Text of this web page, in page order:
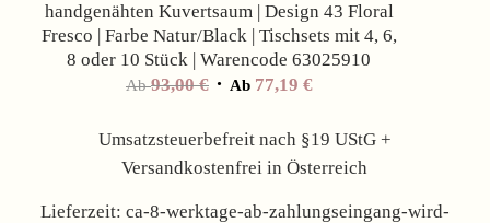
handgenähten Kuvertsaum | Design 43 Floral
Fresco | Farbe Natur/Black | Tischsets mit 4, 6,
8 oder 10 Stück | Warencode 63025910
Ab93,00€ Ab 77,19 €
Umsatzsteuerbefreit nach §19 UStG +
Versandkostenfrei in Österreich
Lieferzeit: ca-8-werktage-ab-zahlungseingang-wird-